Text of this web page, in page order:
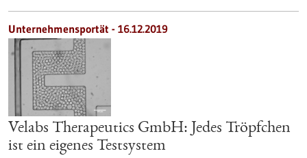
Unternehmensportät - 16.12.2019
Velabs Therapeutics GmbH: Jedes Tröpfchen
ist ein eigenes Testsystem